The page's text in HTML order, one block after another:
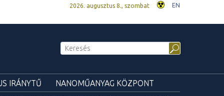
2026. augusztus 8., szombat EN
IRÁNYTŰ
NANOMŰANYAG KÖZPONT